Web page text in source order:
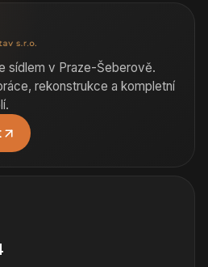
sídlem v Praze-Šeberově.
rekonstrukce a kompletní